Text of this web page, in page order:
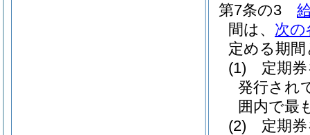
第7条の3
間は、 次の
定める期
(1)
定期
発行され
囲内で最
(2)
定期